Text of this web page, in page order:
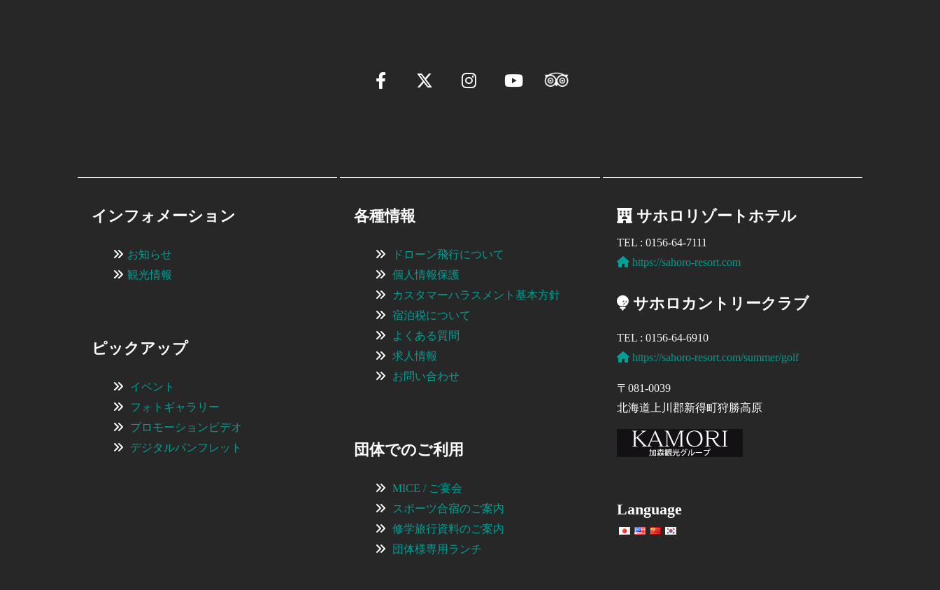
インフォメーション
お知らせ
観光情報
ピックアップ
イベント
フォトギャラリー
プロモーションビデオ
デジタルパンフレット
各種情報
ドローン飛行について
個人情報保護
カスタマーハラスメント基本方針
宿泊税について
よくある質問
求人情報
お問い合わせ
団体でのご利用
MICE / ご宴会
スポーツ合宿のご案内
修学旅行資料のご案内
団体様専用ランチ
サホロリゾートホテル
TEL : 0156-64-7111
https://sahoro-resort.com
サホロカントリークラブ
TEL : 0156-64-6910
https://sahoro-resort.com/summer/golf
〒081-0039
北海道上川郡新得町狩勝高原
Language